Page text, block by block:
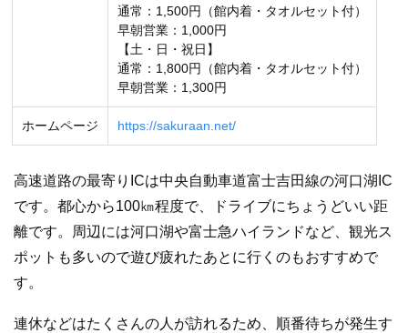
通常：1,500円（館内着・タオルセット付）
早朝営業：1,000円
【土・日・祝日】
通常：1,800円（館内着・タオルセット付）
早朝営業：1,300円
ホームページ https://sakuraan.net/
高速道路の最寄りICは中央自動車道富士吉田線の河口湖IC
です。都心から100㎞程度で、ドライブにちょうどいい距
離です。周辺には河口湖や富士急ハイランドなど、観光ス
ポットも多いので遊び疲れたあとに行くのもおすすめで
す。
連休などはたくさんの人が訪れるため、順番待ちが発生す